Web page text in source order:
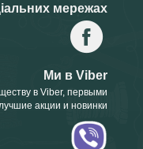
мережах
Ми в Viber
в Viber, первыми
акции и новинки